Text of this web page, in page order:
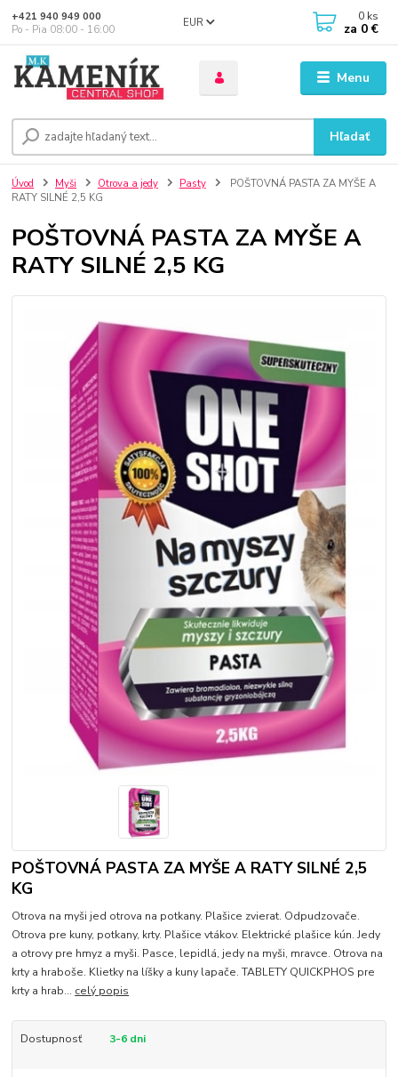
Menu
EUR
Hľadať
+421 940 949 000
Po - Pia 08:00 - 16:00
0 ks
za 0 €
Úvod Myši Otrova a jedy Pasty
POŠTOVNÁ PASTA ZA MYŠE A
RATY SILNÉ 2,5 KG
POŠTOVNÁ PASTA ZA MYŠE A
RATY SILNÉ 2,5 KG
POŠTOVNÁ PASTA ZA MYŠE A RATY SILNÉ 2,5
KG
Otrova na myši jed otrova na potkany. Plašice zvierat. Odpudzovače.
Otrova pre kuny, potkany, krty. Plašice vtákov. Elektrické plašice kún. Jedy
a otrovy pre hmyz a myši. Pasce, lepidlá, jedy na myši, mravce. Otrova na
krty a hraboše. Klietky na líšky a kuny lapače. TABLETY QUICKPHOS pre
krty a hrab... celý popis
Dostupnosť 3-6 dni